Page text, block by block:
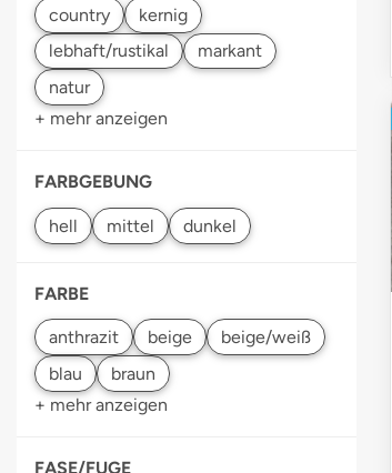
+ mehr anzeigen
FARBGEBUNG
FARBE
+ mehr anzeigen
FASE/FUGE